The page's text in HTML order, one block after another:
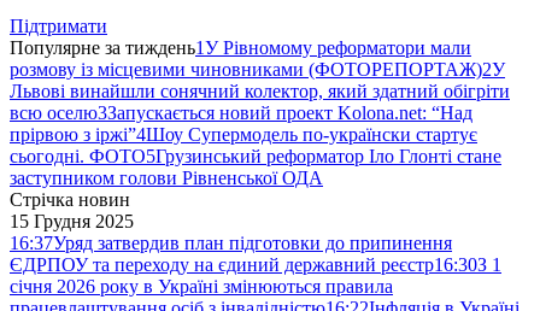
Підтримати
Популярне за тиждень1У Рівномому реформатори мали
розмову із місцевими чиновниками (ФОТОРЕПОРТАЖ)2У
Львові винайшли сонячний колектор, який здатний обігріти
всю оселю3Запускається новий проект Kolona.net: “Над
прірвою з іржі”4Шоу Супермодель по-українски стартує
сьогодні. ФОТО5Грузинський реформатор Іло Глонті стане
заступником голови Рівненської ОДА
Стрічка новин
15 Грудня 2025
16:37Уряд затвердив план підготовки до припинення
ЄДРПОУ та переходу на єдиний державний реєстр16:30З 1
січня 2026 року в Україні змінюються правила